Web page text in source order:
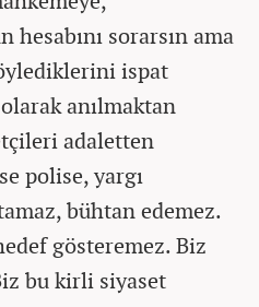
hesabını sorarsın ama
ispat
anılmaktan
adaletten
polise, yargı
bühtan edemez.
gösteremez. Biz
bu kirli siyaset